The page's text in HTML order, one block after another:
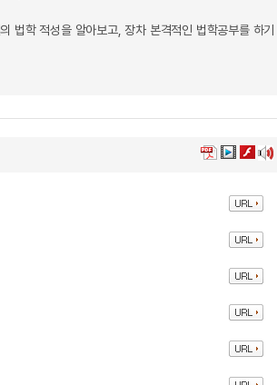
법학 적성을 알아보고, 장차 본격적인 법학공부를 하